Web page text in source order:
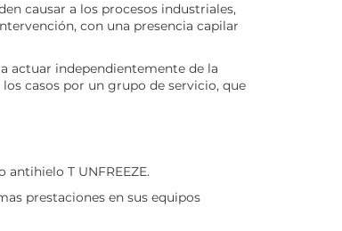
causar a los procesos industriales,
con una presencia capilar
actuar independientemente de la
casos por un grupo de servicio, que
T UNFREEZE.
prestaciones en sus equipos